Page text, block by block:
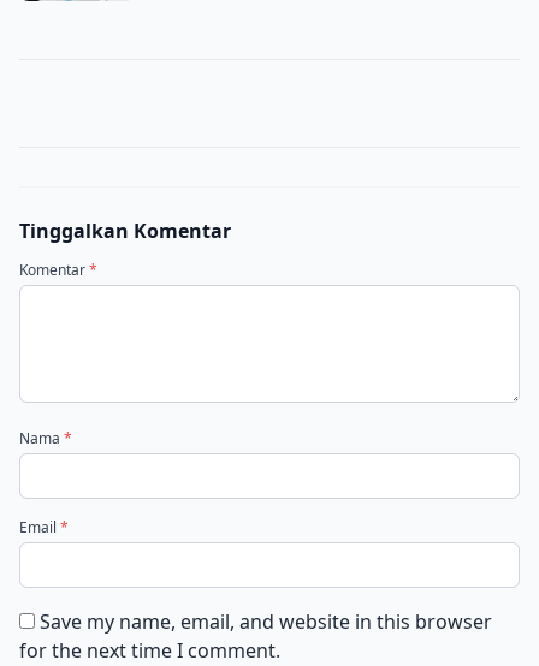
Tinggalkan Komentar
Komentar*
Nama *
Email *
Save my name, email, and website in this browser
for the next time I comment.